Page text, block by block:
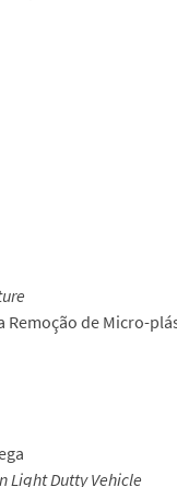
Remoção de Micro-
Light Dutty Vehicle